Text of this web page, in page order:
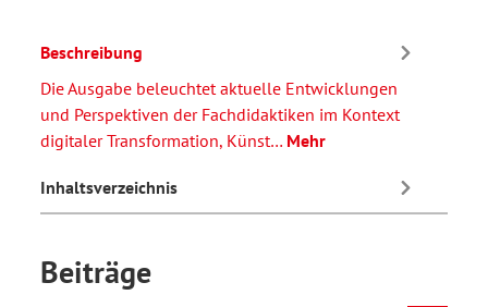
Beschreibung
Die Ausgabe beleuchtet aktuelle Entwicklungen
und Perspektiven der Fachdidaktiken im Kontext
digitaler Transformation, Künst… Mehr
Inhaltsverzeichnis
Beiträge